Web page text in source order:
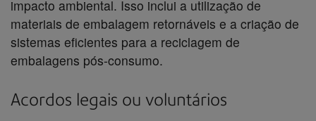
impacto ambiental. Isso inclui a utilização de
materiais de embalagem retornáveis e a criação de
sistemas eficientes para a reciclagem de
embalagens pós-consumo.
Acordos legais ou voluntários